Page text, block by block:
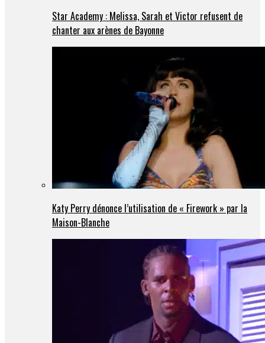
Star Academy : Melissa, Sarah et Victor refusent de
chanter aux arènes de Bayonne
Katy Perry dénonce l’utilisation de « Firework » par la
Maison-Blanche